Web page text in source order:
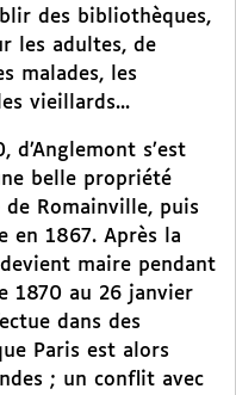
des bibliothèques,
les adultes, de
malades, les
vieillards...
d’Anglemont s’est
belle propriété
Romainville, puis
en 1867. Après la
maire pendant
1870 au 26 janvier
dans des
Paris est alors
; un conflit avec